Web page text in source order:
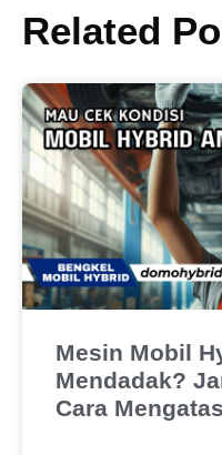
Related
Mesin Mobil
Mendadak?
Cara